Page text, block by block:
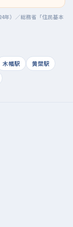
年）／総務省「住民基本
木幡駅
黄檗駅